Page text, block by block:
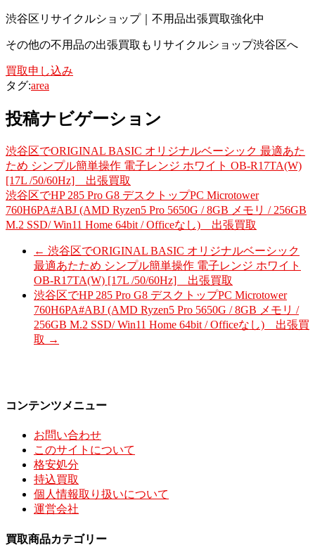
渋谷区リサイクルショップ｜不用品出張買取強化中
その他の不用品の出張買取もリサイクルショップ渋谷区へ
買取申し込み
タグ:area
投稿ナビゲーション
渋谷区でORIGINAL BASIC オリジナルベーシック 最適あた
ため シンプル簡単操作 電子レンジ ホワイト OB-R17TA(W)
[17L /50/60Hz] 出張買取
渋谷区でHP 285 Pro G8 デスクトップPC Microtower
760H6PA#ABJ (AMD Ryzen5 Pro 5650G / 8GB メモリ / 256GB
M.2 SSD/ Win11 Home 64bit / Officeなし) 出張買取
← 渋谷区でORIGINAL BASIC オリジナルベーシック
最適あたため シンプル簡単操作 電子レンジ ホワイト
OB-R17TA(W) [17L /50/60Hz] 出張買取
渋谷区でHP 285 Pro G8 デスクトップPC Microtower
760H6PA#ABJ (AMD Ryzen5 Pro 5650G / 8GB メモリ /
256GB M.2 SSD/ Win11 Home 64bit / Officeなし) 出張買
取 →
コンテンツメニュー
お問い合わせ
このサイトについて
格安処分
持込買取
個人情報取り扱いについて
運営会社
買取商品カテゴリー